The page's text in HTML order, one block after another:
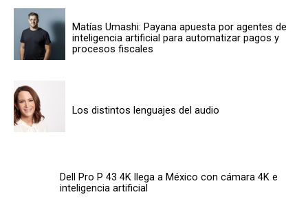
Matías Umashi: Payana apuesta por agentes de
inteligencia artificial para automatizar pagos y
procesos fiscales
Los distintos lenguajes del audio
Dell Pro P 43 4K llega a México con cámara 4K e
inteligencia artificial